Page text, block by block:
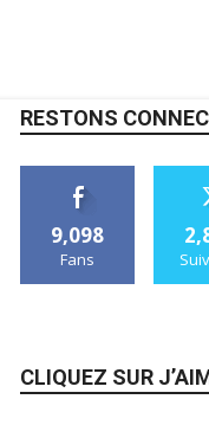
RESTONS
9,098
Fans
CLIQUEZ SUR